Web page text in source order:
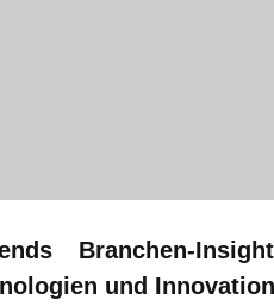
Branchen-
und